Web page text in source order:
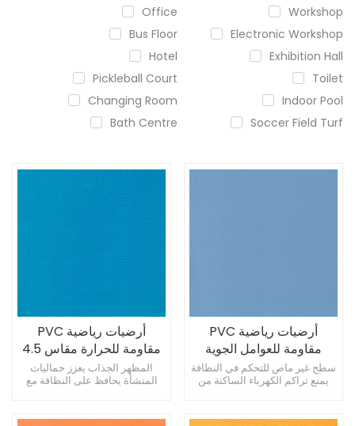
Office
Workshop
Bus Floor
Electronic Workshop
Hotel
Exhibition Hall
Pickleball Court
Toilet
Changing Room
Indoor Pool
Bath Centre
Soccer Field Turf
أرضيات رياضية PVC
مقاومة للحرارة مقاس 4.5
مم، أرضية ملعب كرة سلة
قابلة للإزالة
المظهر الجذاب يعزز جماليات
المنشأة يحافظ على النظافة مع
أرضيات رياضية PVC
مقاومة للعوامل الجوية
مقاس 4.5 مم لملعب كرة
السلة
سطح غير ماص للتحكم في النظافة
يمنع تراكم الكهرباء الساكنة من